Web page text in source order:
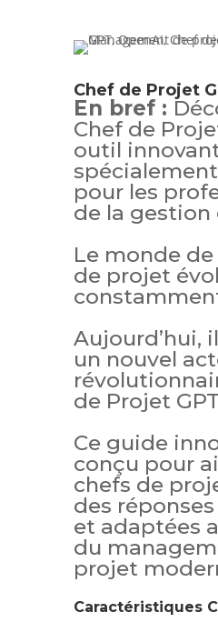
Chef de Projet
En bref :
Chef de
outil
pour les
de la gestion
Le monde
de projet
Aujourd’hui,
un nouvel
de Projet
Ce guide
conçu pour
chefs de
des
et adaptées
du
projet
Caractéristiques